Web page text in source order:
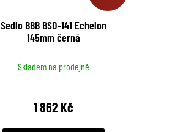
Sedlo BBB BSD-141 Echelon
145mm černá
Skladem na prodejně
1 862 Kč